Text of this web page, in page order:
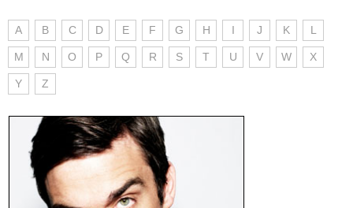
A B C D E F G H I J K L
M N O P Q R S T U V W X
Y Z